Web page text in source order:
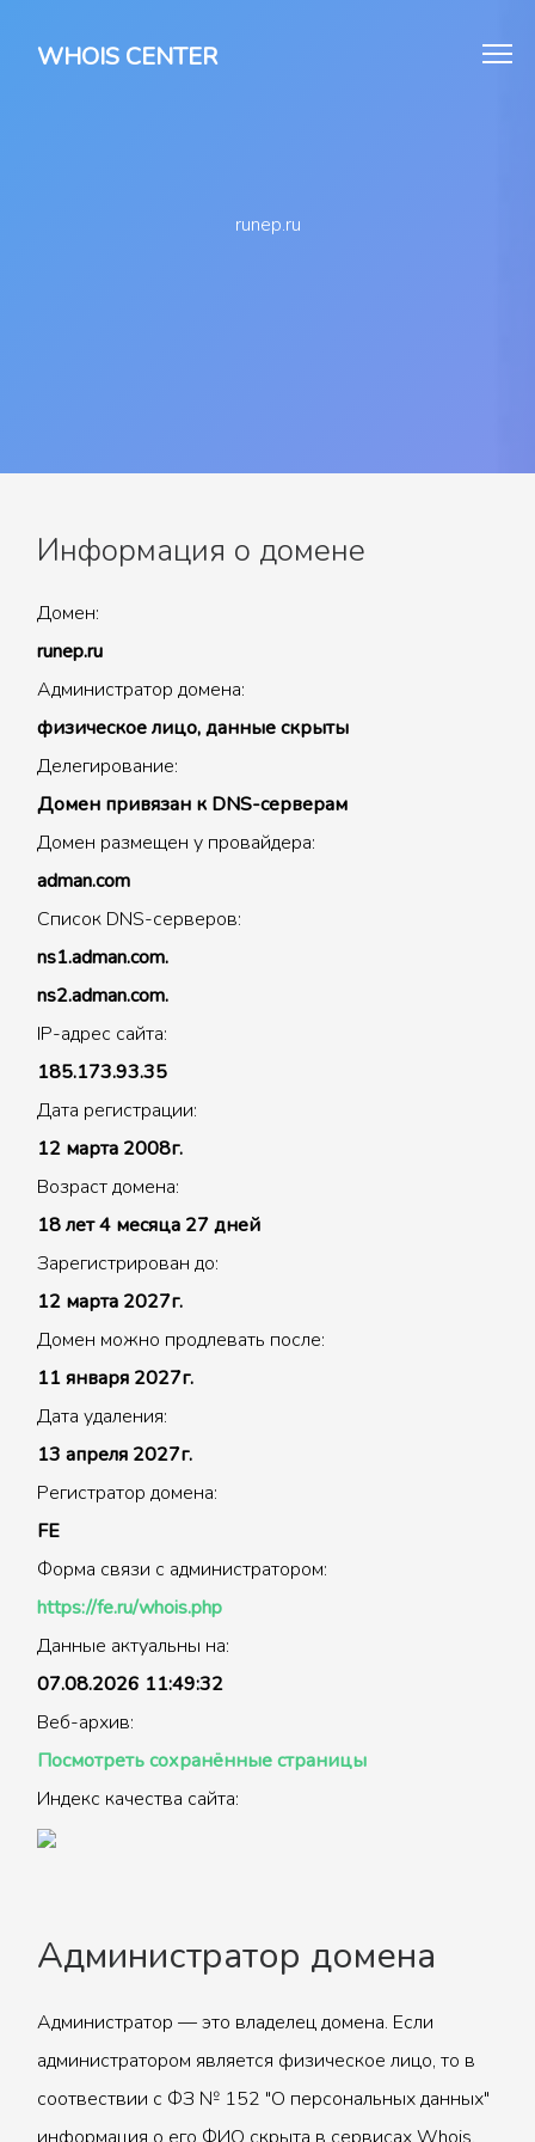
WHOIS CENTER
runep.ru
Информация о домене
Домен:
runep.ru
Администратор домена:
физическое лицо, данные скрыты
Делегирование:
Домен привязан к DNS-серверам
Домен размещен у провайдера:
adman.com
Список DNS-серверов:
ns1.adman.com.
ns2.adman.com.
IP-адрес сайта:
185.173.93.35
Дата регистрации:
12 марта 2008г.
Возраст домена:
18 лет 4 месяца 27 дней
Зарегистрирован до:
12 марта 2027г.
Домен можно продлевать после:
11 января 2027г.
Дата удаления:
13 апреля 2027г.
Регистратор домена:
FE
Форма связи с администратором:
https://fe.ru/whois.php
Данные актуальны на:
07.08.2026 11:49:32
Веб-архив:
Посмотреть сохранённые страницы
Индекс качества сайта:
Администратор домена
Администратор — это владелец домена. Если
администратором является физическое лицо, то в
соотвествии с ФЗ № 152 "О персональных данных"